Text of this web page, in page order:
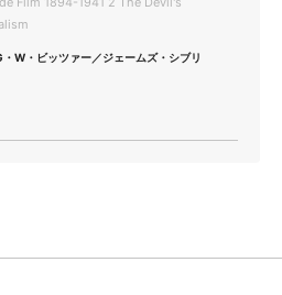
W・ビッツァー／ジェームズ・シブリ